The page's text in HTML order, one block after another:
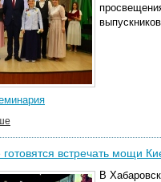
встречать мощи
В